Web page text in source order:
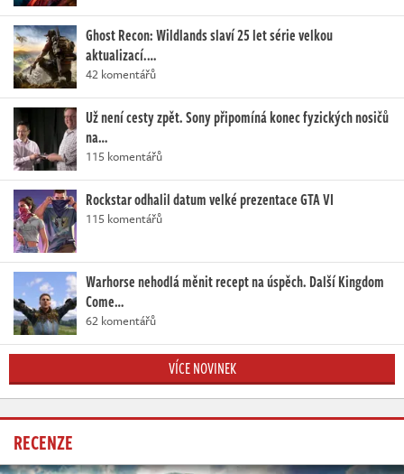
Ghost Recon: Wildlands slaví 25 let série velkou
aktualizací.…
42 komentářů
Už není cesty zpět. Sony připomíná konec fyzických nosičů
na…
115 komentářů
Rockstar odhalil datum velké prezentace GTA VI
115 komentářů
Warhorse nehodlá měnit recept na úspěch. Další Kingdom
Come…
62 komentářů
VÍCE NOVINEK
RECENZE